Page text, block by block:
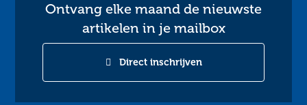
Ontvang elke maand de nieuwste
artikelen in je mailbox
Direct inschrijven